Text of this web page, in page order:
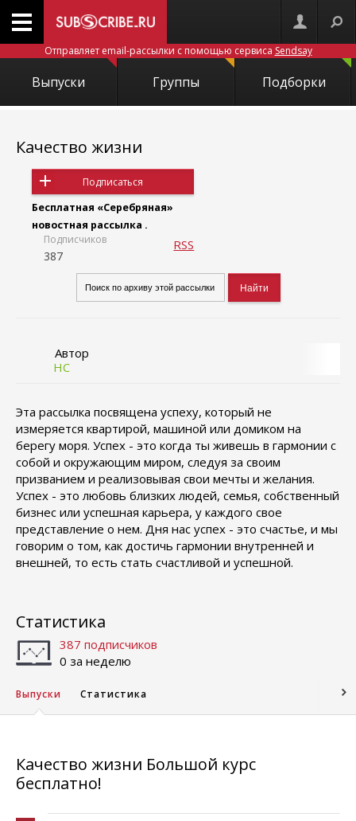
Отправляет email-рассылки с помощью сервиса Sendsay
Выпуски Группы Подборки
Качество жизни
Подписаться
Бесплатная «Серебряная»
новостная рассылка .
Подписчиков
387
RSS
Автор
НС
Эта рассылка посвящена успеху, который не
измеряется квартирой, машиной или домиком на
берегу моря. Успех - это когда ты живешь в гармонии с
собой и окружающим миром, следуя за своим
призванием и реализовывая свои мечты и желания.
Успех - это любовь близких людей, семья, собственный
бизнес или успешная карьера, у каждого свое
представление о нем. Дня нас успех - это счастье, и мы
говорим о том, как достичь гармонии внутренней и
внешней, то есть стать счастливой и успешной.
Статистика
387 подписчиков
0 за неделю
Выпуски Статистика
Качество жизни Большой курс
бесплатно!